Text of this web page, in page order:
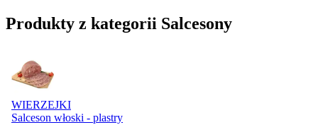
Produkty z kategorii Salcesony
WIERZEJKI
Salceson włoski - plastry